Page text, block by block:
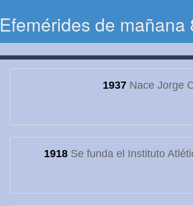
Efemérides de mañana
1937Nace Jorge
1918Se funda el Instituto